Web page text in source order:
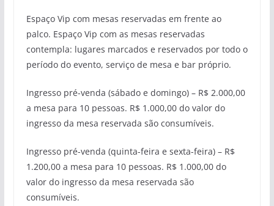
Espaço Vip com mesas reservadas em frente ao
palco. Espaço Vip com as mesas reservadas
contempla: lugares marcados e reservados por todo o
período do evento, serviço de mesa e bar próprio.
Ingresso pré-venda (sábado e domingo) – R$ 2.000,00
a mesa para 10 pessoas. R$ 1.000,00 do valor do
ingresso da mesa reservada são consumíveis.
Ingresso pré-venda (quinta-feira e sexta-feira) – R$
1.200,00 a mesa para 10 pessoas. R$ 1.000,00 do
valor do ingresso da mesa reservada são
consumíveis.